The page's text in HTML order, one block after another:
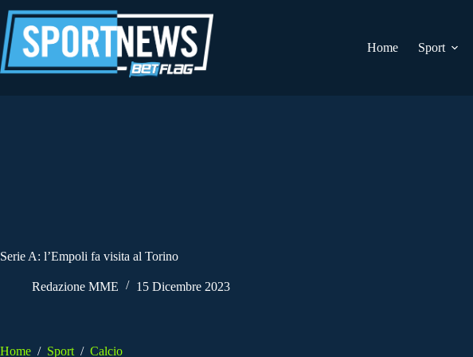
al
contenuto
Home
Sport
Serie A: l’Empoli fa visita al Torino
Redazione MME 15 Dicembre 2023
Home / Sport / Calcio